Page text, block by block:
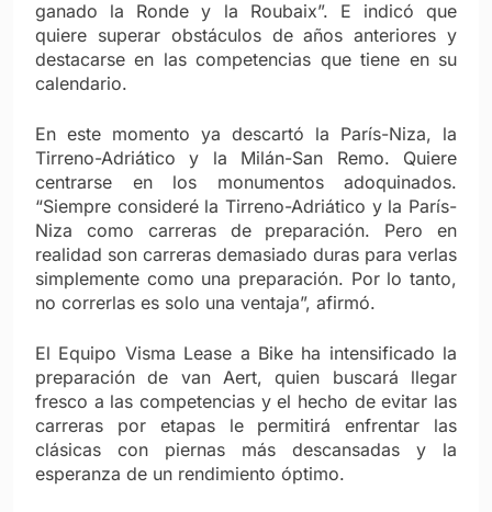
ganado la Ronde y la Roubaix”. E indicó que
quiere superar obstáculos de años anteriores y
destacarse en las competencias que tiene en su
calendario.
En este momento ya descartó la París-Niza, la
Tirreno-Adriático y la Milán-San Remo. Quiere
centrarse en los monumentos adoquinados.
“Siempre consideré la Tirreno-Adriático y la París-
Niza como carreras de preparación. Pero en
realidad son carreras demasiado duras para verlas
simplemente como una preparación. Por lo tanto,
no correrlas es solo una ventaja”, afirmó.
El Equipo Visma Lease a Bike ha intensificado la
preparación de van Aert, quien buscará llegar
fresco a las competencias y el hecho de evitar las
carreras por etapas le permitirá enfrentar las
clásicas con piernas más descansadas y la
esperanza de un rendimiento óptimo.